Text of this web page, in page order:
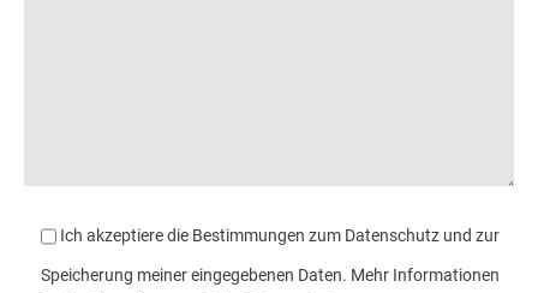
Ich akzeptiere die Bestimmungen zum Datenschutz und zur
Speicherung meiner eingegebenen Daten. Mehr Informationen